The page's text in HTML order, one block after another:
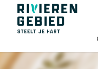
Rivierenland
website